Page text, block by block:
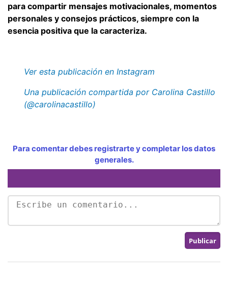
para compartir mensajes motivacionales, momentos
personales y consejos prácticos, siempre con la
esencia positiva que la caracteriza.
Ver esta publicación en Instagram
Una publicación compartida por Carolina Castillo
(@carolinacastillo)
Para comentar debes registrarte y completar los datos
generales.